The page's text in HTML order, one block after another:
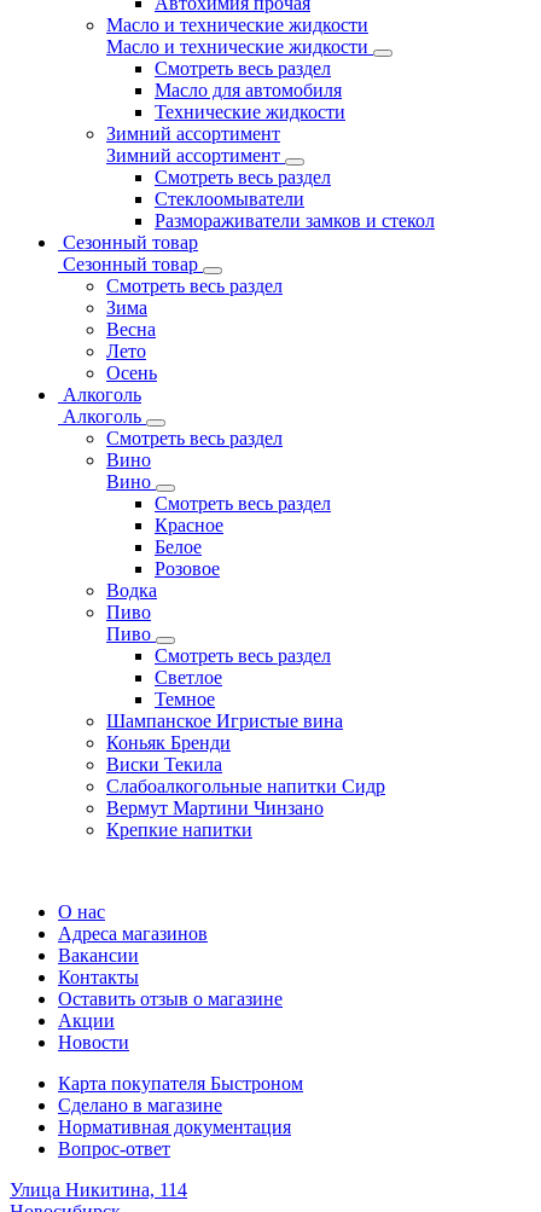
Масло и технические жидкости
Масло и технические жидкости
Смотреть весь раздел
Масло для автомобиля
Технические жидкости
Зимний ассортимент
Зимний ассортимент
Смотреть весь раздел
Стеклоомыватели
Размораживатели замков и стекол
Сезонный товар
Сезонный товар
Смотреть весь раздел
Зима
Весна
Лето
Осень
Алкоголь
Алкоголь
Смотреть весь раздел
Вино
Вино
Смотреть весь раздел
Красное
Белое
Розовое
Водка
Пиво
Пиво
Смотреть весь раздел
Cветлое
Темное
Шампанское Игристые вина
Коньяк Бренди
Виски Текила
Слабоалкогольные напитки Сидр
Вермут Мартини Чинзано
Крепкие напитки
О нас
Адреса магазинов
Вакансии
Контакты
Оставить отзыв о магазине
Акции
Новости
Карта покупателя Быстроном
Сделано в магазине
Нормативная документация
Вопрос-ответ
Улица Никитина, 114